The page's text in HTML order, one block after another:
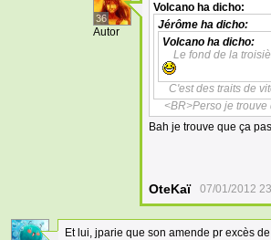
36
Autor
Volcano ha dicho:
Jérôme ha dicho:
Volcano ha dicho:
Le fond de la
C'est des traits de
<BR>Perso je
Bah je trouve que ça
OteKaï 07/01/2012
Et lui, jparie que son amende pr excès